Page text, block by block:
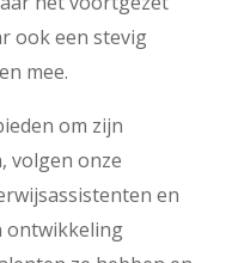
ook een stevig
mee.
om zijn
volgen onze
en
ontwikkeling